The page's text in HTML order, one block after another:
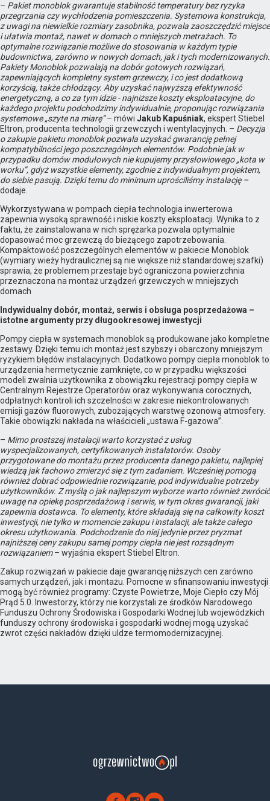
– Pakiet monoblok gwarantuje stabilność temperatury bez ryzyka
przegrzania czy wychłodzenia pomieszczenia. Systemowa konstrukcja,
z uwagi na niewielkie rozmiary zasobnika, pozwala zaoszczędzić miejsce
i ułatwia montaż, nawet w domach o mniejszych metrażach. To
optymalne rozwiązanie możliwe do stosowania w każdym typie
budownictwa, zarówno w nowych domach, jak i tych modernizowanych.
Pakiety Monoblok pozwalają na dobór gotowych rozwiązań,
zapewniających kompletny system grzewczy, i co jest dodatkową
korzyścią, także chłodzący. Aby uzyskać najwyższą efektywność
energetyczną, a co za tym idzie - najniższe koszty eksploatacyjne, do
każdego projektu podchodzimy indywidualnie, proponując rozwiązania
systemowe „szyte na miarę”– mówi Jakub Kapuśniak, ekspert Stiebel
Eltron, producenta technologii grzewczych i wentylacyjnych. – Decyzja
o zakupie pakietu monoblok pozwala uzyskać gwarancję pełnej
kompatybilności jego poszczególnych elementów. Podobnie jak w
przypadku domów modułowych nie kupujemy przysłowiowego „kota w
worku”, gdyż wszystkie elementy, zgodnie z indywidualnym projektem,
do siebie pasują. Dzięki temu do minimum uprościliśmy instalację –
dodaje.
Wykorzystywana w pompach ciepła technologia inwerterowa
zapewnia wysoką sprawność i niskie koszty eksploatacji. Wynika to z
faktu, że zainstalowana w nich sprężarka pozwala optymalnie
dopasować moc grzewczą do bieżącego zapotrzebowania.
Kompaktowość poszczególnych elementów w pakiecie Monoblok
(wymiary wieży hydraulicznej są nie większe niż standardowej szafki)
sprawia, że problemem przestaje być ograniczona powierzchnia
przeznaczona na montaż urządzeń grzewczych w mniejszych
domach
Indywidualny dobór, montaż, serwis i obsługa posprzedażowa –
istotne argumenty przy długookresowej inwestycji
Pompy ciepła w systemach monoblok są produkowane jako kompletne
zestawy. Dzięki temu ich montaż jest szybszy i obarczony mniejszym
ryzykiem błędów instalacyjnych. Dodatkowo pompy ciepła monoblok to
urządzenia hermetycznie zamknięte, co w przypadku większości
modeli zwalnia użytkownika z obowiązku rejestracji pompy ciepła w
Centralnym Rejestrze Operatorów oraz wykonywania corocznych,
odpłatnych kontroli ich szczelności w zakresie niekontrolowanych
emisji gazów fluorowych, zubożających warstwę ozonową atmosfery.
Takie obowiązki nakłada na właścicieli „ustawa F-gazowa”.
– Mimo prostszej instalacji warto korzystać z usług
wyspecjalizowanych, certyfikowanych instalatorów. Osoby
przygotowane do montażu przez producenta danego pakietu, najlepiej
wiedzą jak fachowo zmierzyć się z tym zadaniem. Wcześniej pomogą
również dobrać odpowiednie rozwiązanie, pod indywidualne potrzeby
użytkowników. Z myślą o jak najlepszym wyborze warto również zwrócić
uwagę na opiekę posprzedażową i serwis, w tym okres gwarancji, jaki
zapewnia dostawca. To elementy, które składają się na całkowity koszt
inwestycji, nie tylko w momencie zakupu i instalacji, ale także całego
okresu użytkowania. Podchodzenie do niej jedynie przez pryzmat
najniższej ceny zakupu samej pompy ciepła nie jest rozsądnym
rozwiązaniem– wyjaśnia ekspert Stiebel Eltron.
Zakup rozwiązań w pakiecie daje gwarancję niższych cen zarówno
samych urządzeń, jak i montażu. Pomocne w sfinansowaniu inwestycji
mogą być również programy: Czyste Powietrze, Moje Ciepło czy Mój
Prąd 5.0. Inwestorzy, którzy nie korzystali ze środków Narodowego
Funduszu Ochrony Środowiska i Gospodarki Wodnej lub wojewódzkich
funduszy ochrony środowiska i gospodarki wodnej mogą uzyskać
zwrot części nakładów dzięki uldze termomodernizacyjnej.